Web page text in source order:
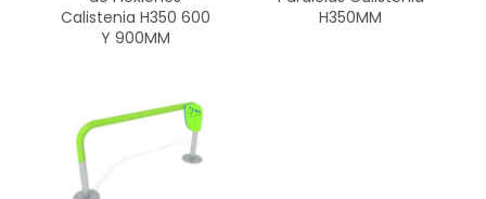
Calistenia H350 600
Y 900MM
H350MM